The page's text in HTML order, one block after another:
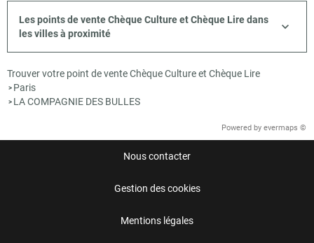
Les points de vente Chèque Culture et Chèque Lire dans
les villes à proximité
Trouver votre point de vente Chèque Culture et Chèque Lire
> Paris
> LA COMPAGNIE DES BULLES
Powered by evermaps ©
Nous contacter
Gestion des cookies
Mentions légales